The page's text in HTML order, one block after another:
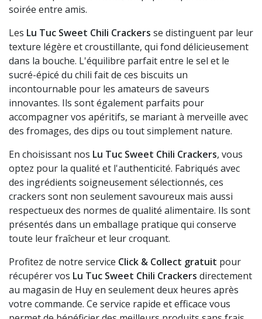
soirée entre amis.
Les Lu Tuc Sweet Chili Crackers se distinguent par leur
texture légère et croustillante, qui fond délicieusement
dans la bouche. L'équilibre parfait entre le sel et le
sucré-épicé du chili fait de ces biscuits un
incontournable pour les amateurs de saveurs
innovantes. Ils sont également parfaits pour
accompagner vos apéritifs, se mariant à merveille avec
des fromages, des dips ou tout simplement nature.
En choisissant nos Lu Tuc Sweet Chili Crackers, vous
optez pour la qualité et l'authenticité. Fabriqués avec
des ingrédients soigneusement sélectionnés, ces
crackers sont non seulement savoureux mais aussi
respectueux des normes de qualité alimentaire. Ils sont
présentés dans un emballage pratique qui conserve
toute leur fraîcheur et leur croquant.
Profitez de notre service Click & Collect gratuit pour
récupérer vos Lu Tuc Sweet Chili Crackers directement
au magasin de Huy en seulement deux heures après
votre commande. Ce service rapide et efficace vous